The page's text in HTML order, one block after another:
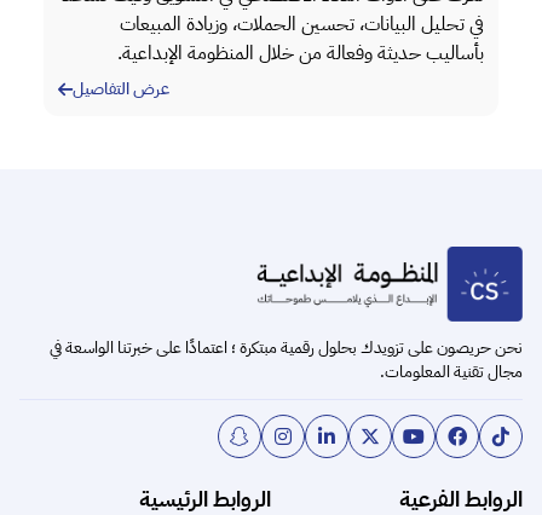
في تحليل البيانات، تحسين الحملات، وزيادة المبيعات
بأساليب حديثة وفعالة من خلال المنظومة الإبداعية.
عرض التفاصيل
نحن حريصون على تزويدك بحلول رقمية مبتكرة ؛ اعتمادًا على خبرتنا الواسعة في
مجال تقنية المعلومات.
الروابط الفرعية الروابط الرئيسية